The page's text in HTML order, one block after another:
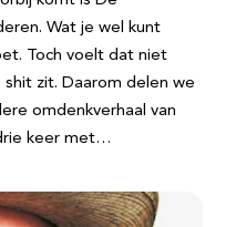
Wat je wel kunt
Toch voelt dat niet
zit. Daarom delen we
omdenkverhaal van
keer met…